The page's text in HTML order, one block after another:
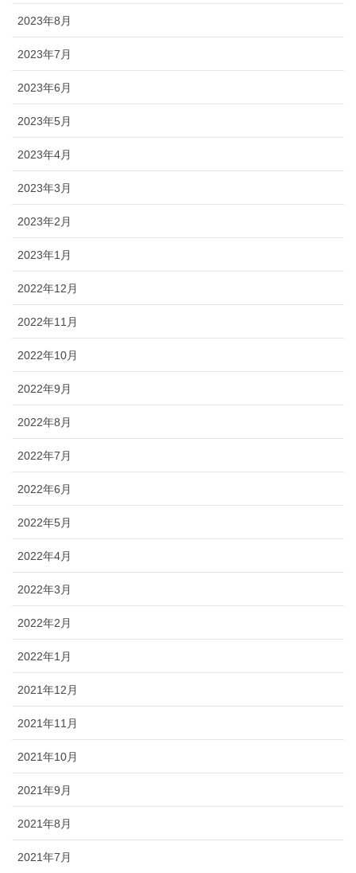
2023年8月
2023年7月
2023年6月
2023年5月
2023年4月
2023年3月
2023年2月
2023年1月
2022年12月
2022年11月
2022年10月
2022年9月
2022年8月
2022年7月
2022年6月
2022年5月
2022年4月
2022年3月
2022年2月
2022年1月
2021年12月
2021年11月
2021年10月
2021年9月
2021年8月
2021年7月